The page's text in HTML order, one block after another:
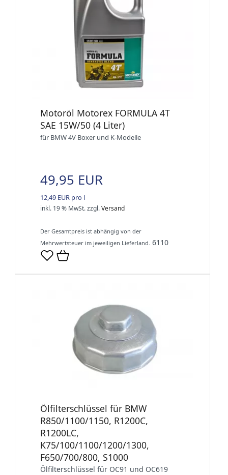
Motoröl Motorex FORMULA 4T
SAE 15W/50 (4 Liter)
für BMW 4V Boxer und K-Modelle
49,95 EUR
12,49 EUR pro l
inkl. 19 % MwSt.zzgl.Versand
Der Gesamtpreis ist abhängig von der
Mehrwertsteuer im jeweiligen Lieferland. 6110
Ölfilterschlüssel für BMW
R850/1100/1150, R1200C,
R1200LC,
K75/100/1100/1200/1300,
F650/700/800, S1000
Ölfilterschlüssel für OC91 und OC619